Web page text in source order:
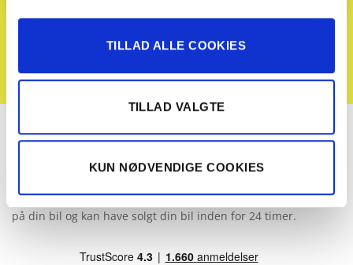
TILLAD ALLE COOKIES
TILLAD VALGTE
KUN NØDVENDIGE COOKIES
Med vores online vurderingsværktøj får du hurtigt en pris
på din bil og kan have solgt din bil inden for 24 timer.